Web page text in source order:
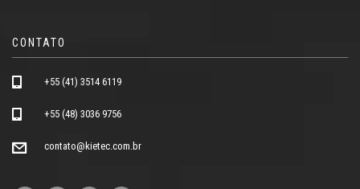
CONTATO
+55 (41) 3514 6119
+55 (48) 3036 9756
contato@kietec.com.br